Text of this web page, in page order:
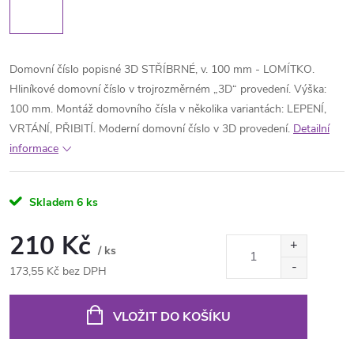
Domovní číslo popisné 3D STŘÍBRNÉ, v. 100 mm - LOMÍTKO.
Hliníkové domovní číslo v trojrozměrném „3D“ provedení. Výška:
100 mm. Montáž domovního čísla v několika variantách: LEPENÍ,
VRTÁNÍ, PŘIBITÍ. Moderní domovní číslo v 3D provedení. Detailní
informace
Skladem 6 ks
210 Kč / ks
173,55 Kč bez DPH
VLOŽIT DO KOŠÍKU